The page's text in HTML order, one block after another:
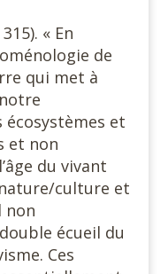
« En
de
qui met à
écosystèmes et
et non
du vivant
culture et
non
écueil du
Ces